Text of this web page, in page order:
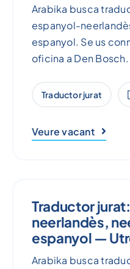
Arabika busca
espanyol-
espanyol. Se us
oficina a Den Bosch.
Traductor jurat
Veure vacant
Traductor
neerlandès,
espanyol —
Arabika busca